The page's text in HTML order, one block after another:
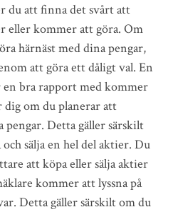
du att finna det svårt att
eller kommer att göra. Om
härnäst med dina pengar,
att göra ett dåligt val. En
en bra rapport med kommer
om du planerar att
pengar. Detta gäller särskilt
sälja en hel del aktier. Du
att köpa eller sälja aktier
kommer att lyssna på
Detta gäller särskilt om du